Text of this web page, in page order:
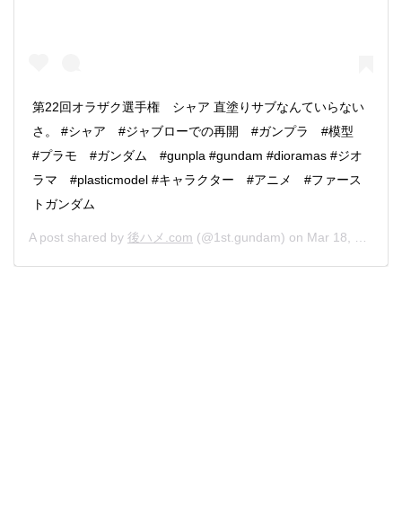
第22回オラザク選手権 シャア 直塗りサブなんていらない
さ。 #シャア #ジャブローでの再開 #ガンプラ #模型
#プラモ #ガンダム #gunpla #gundam #dioramas #ジオ
ラマ #plasticmodel #キャラクター #アニメ #ファース
トガンダム
A post shared by 後ハメ.com (@1st.gundam) on Mar 18, 2020 at 4:21am PDT